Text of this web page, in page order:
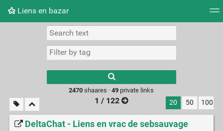
Liens en bazar
Picture wall
2470 shaares ·49 private links
1 / 122 20 50 100
DeltaChat - Liens en vrac de sebsauvage